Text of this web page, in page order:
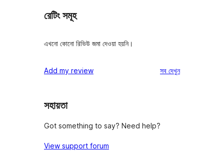
রেটিং সমূহ
এখনো কোনো রিভিউ জমা দেওয়া হয়নি।
Add my review সবরিভিউ
দেখুন
সহায়তা
Got something to say? Need help?
View support forum